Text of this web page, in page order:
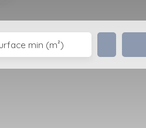
min (m²)